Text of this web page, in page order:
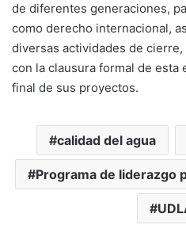
de diferentes generaciones,
como derecho internacional,
diversas actividades de
con la clausura formal de esta
final de sus proyectos.
calidad del agua
Programa de liderazgo